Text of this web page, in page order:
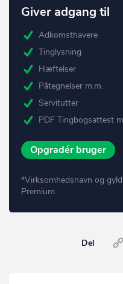
Giver adgang til
Adkomsthavere
Tinglysning
Hæftelser
Påtegnelser m.m.
Servitutter
PDF Tingbogsattest
Opgradér bruger
*Virksomhedsnavn og
Premium.
Del